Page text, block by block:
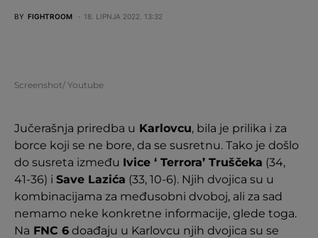
BY FIGHTROOM 18. LIPNJA 2022. 13:32
Screenshot/ Youtube
Jučerašnja priredba u Karlovcu, bila je prilika i za
borce koji se ne bore, da se susretnu. Tako je došlo
do susreta između Ivice ‘ Terrora’ Truščeka (34,
41-36) i Save Lazića (33, 10-6). Njih dvojica su u
kombinacijama za međusobni dvoboj, ali za sad
nemamo neke konkretne informacije, glede toga.
Na FNC 6 doađaju u Karlovcu njih dvojica su se